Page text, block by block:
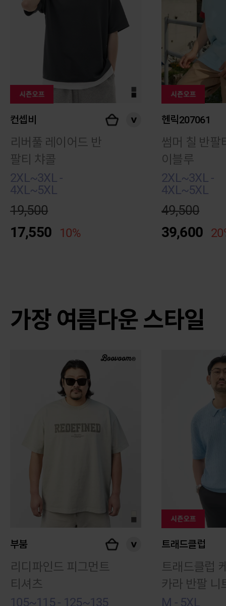
컨셉비
리버풀 레이어드 반
팔티 챠콜
2XL~3XL -
4XL~5XL
19,500
17,550 10%
헨릭207061
썸머 칠 반팔
이블루
2XL~3XL -
4XL~5XL
49,500
39,600
가장 여름다운 스타일
부붐
리디파인드 피그먼트
티셔츠
105~115 - 125~135
트래드클럽
트래드클럽
카라 반팔 니
M - 5XL